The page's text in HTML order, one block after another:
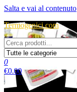
Salta e vai al contenuto
Termogenici.com
0
€0.00